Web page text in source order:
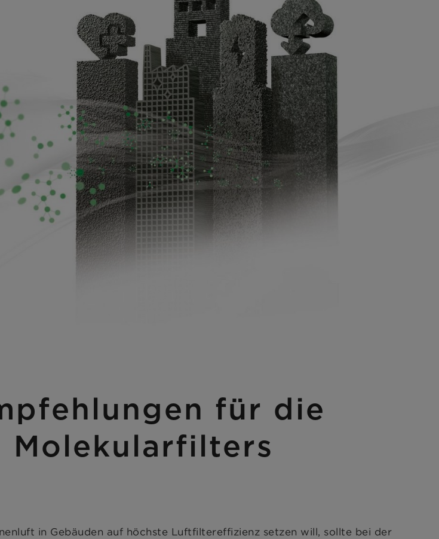
für die
Molekularfilters
in Gebäuden auf höchste Luftfiltereffizienz setzen will, sollte bei der